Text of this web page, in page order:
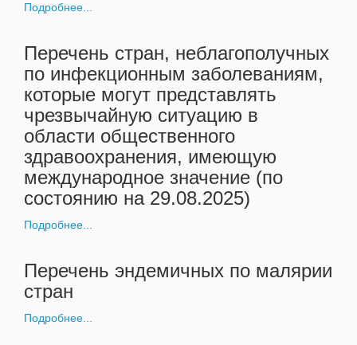
Подробнее...
Перечень стран, неблагополучных
по инфекционным заболеваниям,
которые могут представлять
чрезвычайную ситуацию в
области общественного
здравоохранения, имеющую
международное значение (по
состоянию на 29.08.2025)
Подробнее...
Перечень эндемичных по малярии
стран
Подробнее...